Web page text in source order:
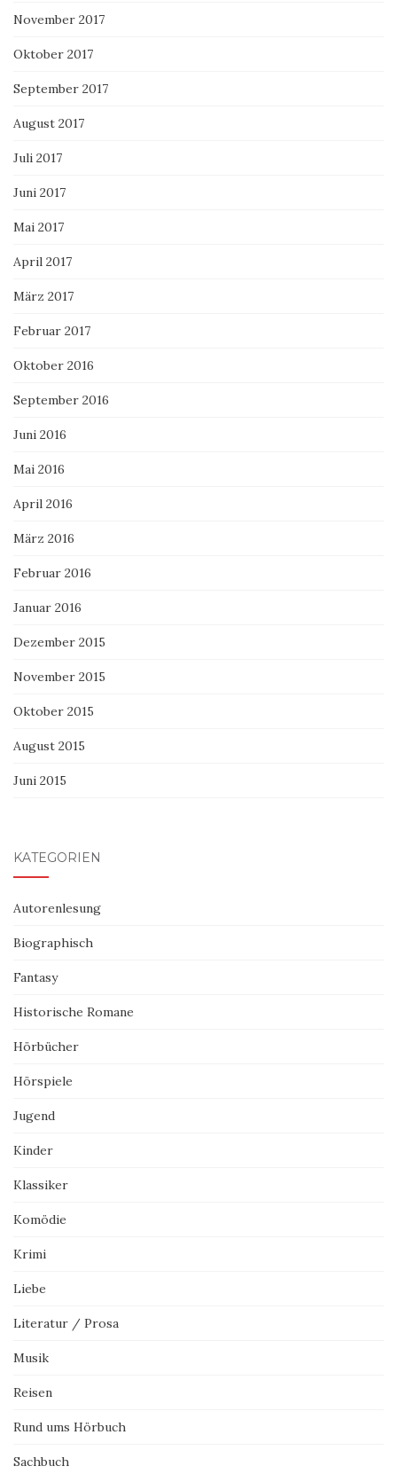
November 2017
Oktober 2017
September 2017
August 2017
Juli 2017
Juni 2017
Mai 2017
April 2017
März 2017
Februar 2017
Oktober 2016
September 2016
Juni 2016
Mai 2016
April 2016
März 2016
Februar 2016
Januar 2016
Dezember 2015
November 2015
Oktober 2015
August 2015
Juni 2015
KATEGORIEN
Autorenlesung
Biographisch
Fantasy
Historische Romane
Hörbücher
Hörspiele
Jugend
Kinder
Klassiker
Komödie
Krimi
Liebe
Literatur / Prosa
Musik
Reisen
Rund ums Hörbuch
Sachbuch